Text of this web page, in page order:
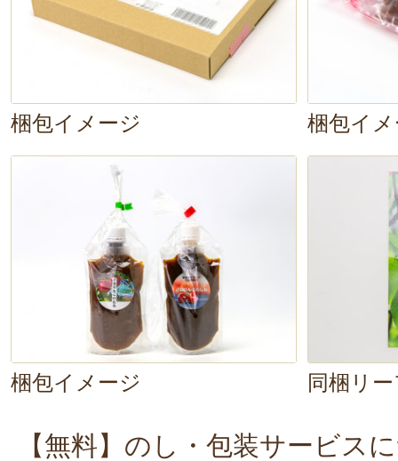
お米の旨味と見事にマッチ！ちょ
い風味がたまりません。
パクパク食べてしまいます。あっ
簡単にできるのに大満足な一品で、
もぴったりですね。
梱包イメージ 梱包イ
梱包イメージ 同梱リ
【無料】のし・包装サービス